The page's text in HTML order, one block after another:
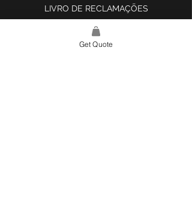
LIVRO DE RECLAMAÇÕES
Get Quote